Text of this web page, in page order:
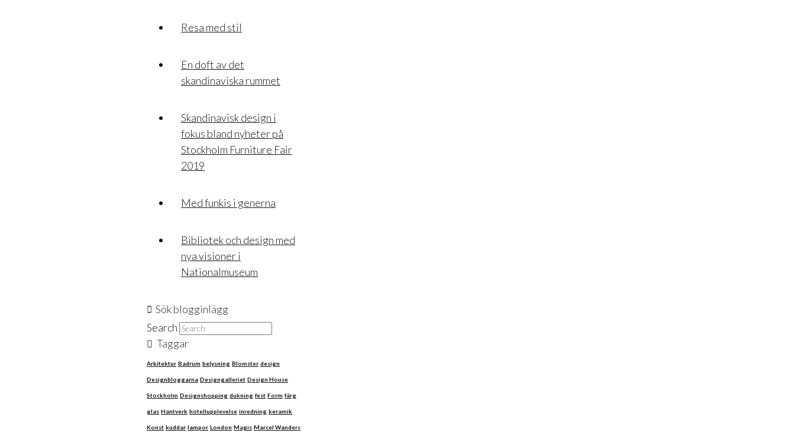
Resa med stil
En doft av det
skandinaviska rummet
Skandinavisk design i
fokus bland nyheter på
Stockholm Furniture Fair
2019
Med funkis i generna
Bibliotek och design med
nya visioner i
Nationalmuseum
Sök blogginlägg
Search
Taggar
Arkitektur Badrum belysning Blomster design
Designbloggarna Designgalleriet Design House
Stockholm Designshopping dukning fest Form färg
glas Hantverk hotellupplevelse inredning keramik
Konst kuddar lampor London Magis Marcel Wanders